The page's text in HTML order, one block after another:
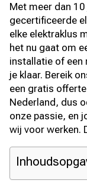
Met meer dan
gecertificeerde
elke elektraklus
het nu gaat om
installatie of
je klaar. Bereik
een gratis offerte
Nederland, dus
onze passie, en
wij voor werken.